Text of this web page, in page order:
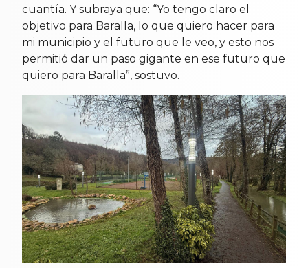
cuantía. Y subraya que: “Yo tengo claro el
objetivo para Baralla, lo que quiero hacer para
mi municipio y el futuro que le veo, y esto nos
permitió dar un paso gigante en ese futuro que
quiero para Baralla”, sostuvo.